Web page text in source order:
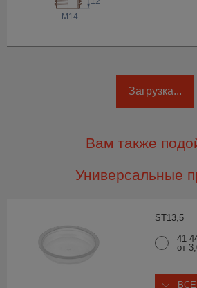
M14
Загрузка...
Вам также
Универсальные
ST13,5
41
от